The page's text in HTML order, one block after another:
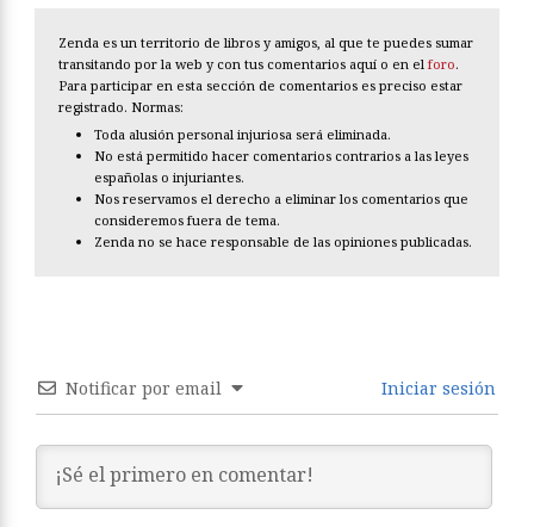
Zenda es un territorio de libros y amigos, al que te puedes sumar
transitando por la web y con tus comentarios aquí o en el foro.
Para participar en esta sección de comentarios es preciso estar
registrado. Normas:
Toda alusión personal injuriosa será eliminada.
No está permitido hacer comentarios contrarios a las leyes
españolas o injuriantes.
Nos reservamos el derecho a eliminar los comentarios que
consideremos fuera de tema.
Zenda no se hace responsable de las opiniones publicadas.
Notificar por email Iniciar sesión